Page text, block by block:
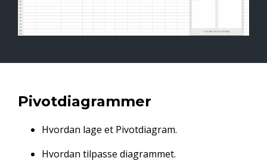
Pivotdiagrammer
Hvordan lage et Pivotdiagram.
Hvordan tilpasse diagrammet.